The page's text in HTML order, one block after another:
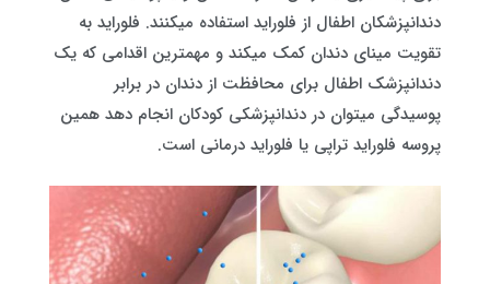
دندانپزشکان اطفال از فلوراید استفاده میکنند. فلوراید به
تقویت مینای دندان کمک میکند و مهمترین اقدامی که یک
دندانپزشک اطفال برای محافظت از دندان در برابر
پوسیدگی میتوان در دندانپزشکی کودکان انجام دهد همین
پروسه فلوراید تراپی یا فلوراید درمانی است.